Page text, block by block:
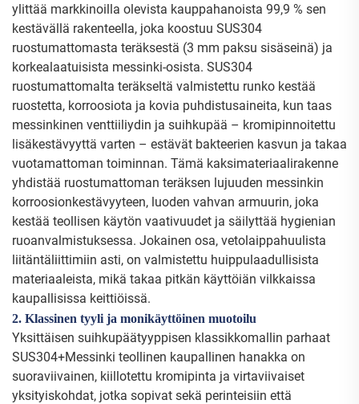
ylittää markkinoilla olevista kauppahanoista 99,9 % sen
kestävällä rakenteella, joka koostuu SUS304
ruostumattomasta teräksestä (3 mm paksu sisäseinä) ja
korkealaatuisista messinki-osista. SUS304
ruostumattomalta teräkseltä valmistettu runko kestää
ruostetta, korroosiota ja kovia puhdistusaineita, kun taas
messinkinen venttiiliydin ja suihkupää – kromipinnoitettu
lisäkestävyyttä varten – estävät bakteerien kasvun ja takaa
vuotamattoman toiminnan. Tämä kaksimateriaalirakenne
yhdistää ruostumattoman teräksen lujuuden messinkin
korroosionkestävyyteen, luoden vahvan armuurin, joka
kestää teollisen käytön vaativuudet ja säilyttää hygienian
ruoanvalmistuksessa. Jokainen osa, vetolaippahuulista
liitäntäliittimiin asti, on valmistettu huippulaadullisista
materiaaleista, mikä takaa pitkän käyttöiän vilkkaissa
kaupallisissa keittiöissä.
2. Klassinen tyyli ja monikäyttöinen muotoilu
Yksittäisen suihkupäätyyppisen klassikkomallin parhaat
SUS304+Messinki teollinen kaupallinen hanakka on
suoraviivainen, kiillotettu kromipinta ja virtaviivaiset
yksityiskohdat, jotka sopivat sekä perinteisiin että